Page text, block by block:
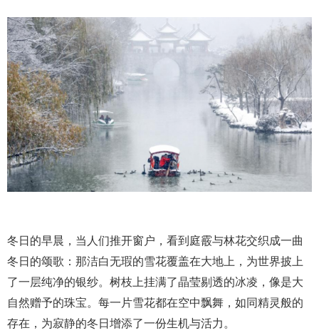
冬日的早晨，当人们推开窗户，看到庭霰与林花交织成一曲
冬日的颂歌：那洁白无瑕的雪花覆盖在大地上，为世界披上
了一层纯净的银纱。树枝上挂满了晶莹剔透的冰凌，像是大
自然赠予的珠宝。每一片雪花都在空中飘舞，如同精灵般的
存在，为寂静的冬日增添了一份生机与活力。